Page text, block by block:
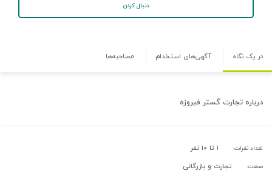
دنبال کردن
در یک نگاه آگهی‌های استخدام مصاحبه‌ها
درباره تجارت گستر فیروزه
تعداد نفرات: ۱ تا ۱۰ نفر
صنعت: تجارت و بازرگانی